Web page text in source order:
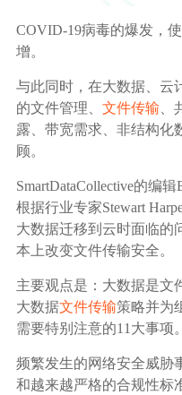
政府机构
广告媒体
金融行业
汽车行业
生产制造业
COVID-19病毒的爆发，
增。
与此同时，在大数据、云
的文件管理、 文件传输
露、带宽需求、非结构化
顾。
SmartDataCollective的编
根据行业专家Stewart
大数据迁移到云时面临的
本上改变文件传输安全。
主要观点是：大数据是文
大数据文件传输策略并为
需要特别注意的11大事项。
频繁发生的网络安全威胁
和越来越严格的合规性标